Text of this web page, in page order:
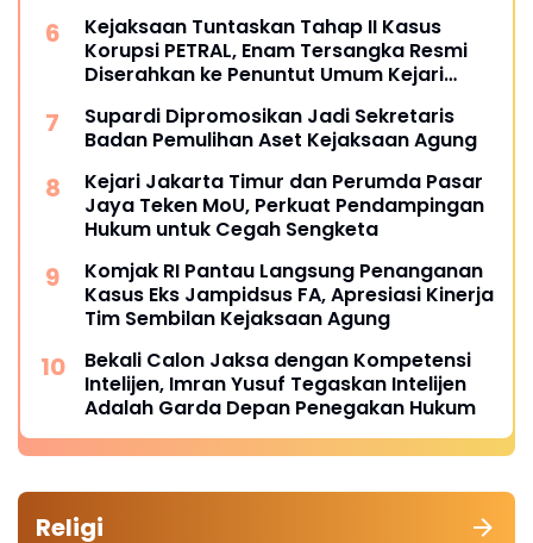
Kejaksaan Tuntaskan Tahap II Kasus
Korupsi PETRAL, Enam Tersangka Resmi
Diserahkan ke Penuntut Umum Kejari
Supardi Dipromosikan Jadi Sekretaris
Badan Pemulihan Aset Kejaksaan Agung
Kejari Jakarta Timur dan Perumda Pasar
Jaya Teken MoU, Perkuat Pendampingan
Hukum untuk Cegah Sengketa
Komjak RI Pantau Langsung Penanganan
Kasus Eks Jampidsus FA, Apresiasi Kinerja
Tim Sembilan Kejaksaan Agung
Bekali Calon Jaksa dengan Kompetensi
Intelijen, Imran Yusuf Tegaskan Intelijen
Adalah Garda Depan Penegakan Hukum
Religi